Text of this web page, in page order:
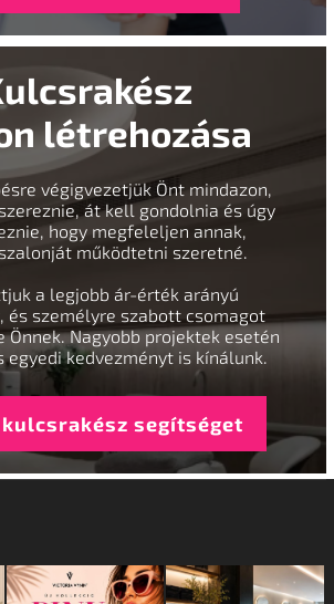
létrehozása
végigvezetjük Önt mindazon,
át kell gondolnia és úgy
hogy megfeleljen annak,
működtetni szeretné.
a legjobb ár-érték arányú
és személyre szabott csomagot
Önnek. Nagyobb projektek esetén
egyedi kedvezményt is kínálunk.
segítséget